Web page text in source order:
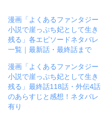
漫画「よくあるファンタジー
小説で崖っぷち妃として生き
残る」各エピソードネタバレ
一覧｜最新話・最終話まで
漫画「よくあるファンタジー
小説で崖っぷち妃として生き
残る」最終話118話・外伝4話
のあらすじと感想！ネタバレ
有り